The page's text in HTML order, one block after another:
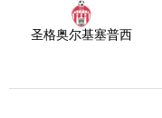
圣格奥尔基塞普西